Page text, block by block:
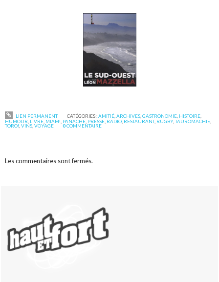
LIEN PERMANENT CATÉGORIES :AMITIÉ, ARCHIVES, GASTRONOMIE, HISTOIRE,
HUMOUR LIVRE MIAM! PANACHE PRESSE RADIO RESTAURANT, RUGBY,TAUROMACHIE
TORO! ,VINS ,VOYAGE 0COMMENTAIRE
Les commentaires sont fermés.